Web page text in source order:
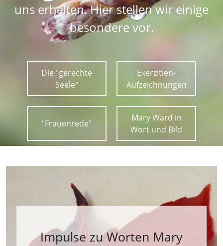
uns erhalten. Hier stellen wir einige
besondere vor.
Die "gerechte
Seele"
Exerzitien-
Aufzeichnungen
"Frauenrede"
Mary Ward in
Wort und Bild
Impulse zu Worten Mary